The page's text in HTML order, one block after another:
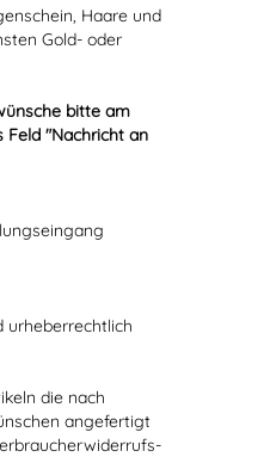
Haare und
Gold- oder
bitte am
Feld "Nachricht an
urheberrechtlich
die nach
angefertigt